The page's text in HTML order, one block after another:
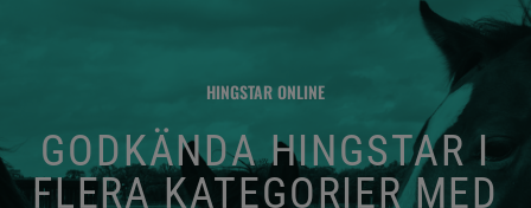
HINGSTAR ONLINE
GODKÄNDA HINGSTAR I
FLERA KATEGORIER MED